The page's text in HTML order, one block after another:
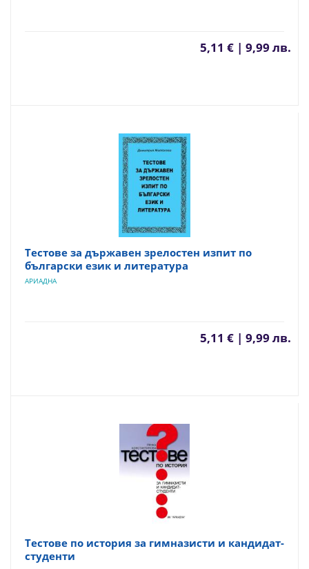
5,11 € | 9,99 лв.
Тестове за държавен зрелостен изпит по
български език и литература
АРИАДНА
5,11 € | 9,99 лв.
Тестове по история за гимназисти и кандидат-
студенти